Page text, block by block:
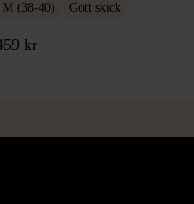
M (38-40) Gott skick
kr